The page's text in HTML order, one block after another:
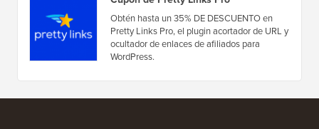
Obtén hasta un 35% DE DESCUENTO en
Pretty Links Pro, el plugin acortador de URL y
ocultador de enlaces de afiliados para
WordPress.